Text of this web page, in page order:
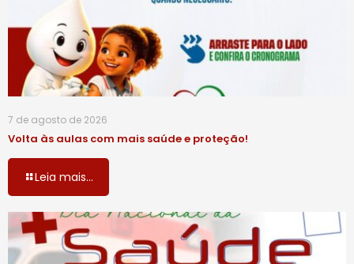
7 de agosto de 2026
Volta às aulas com mais saúde e proteção!
Leia mais...